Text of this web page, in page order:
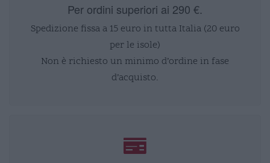
Per ordini superiori ai 290 €.
Spedizione fissa a 15 euro in tutta Italia (20 euro
per le isole)
Non è richiesto un minimo d’ordine in fase
d’acquisto.